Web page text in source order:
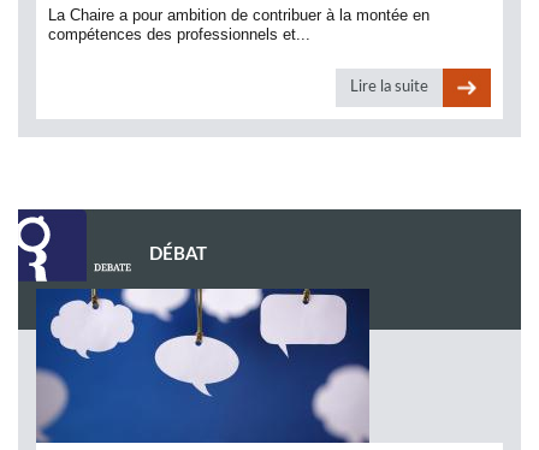
La Chaire a pour ambition de contribuer à la montée en
compétences des professionnels et...
Lire la suite
DÉBAT